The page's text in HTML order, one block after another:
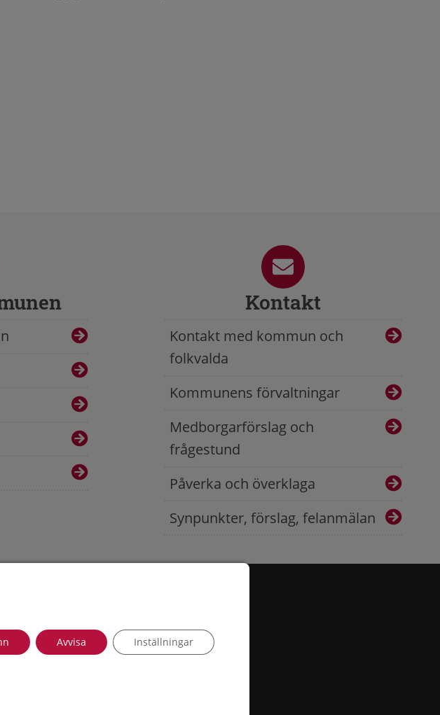
Avvisa Inställningar
Kontakt
Kontakt med kommun och
folkvalda
Kommunens förvaltningar
Medborgarförslag och
frågestund
Påverka och överklaga
Synpunkter, förslag, felanmälan
Torsås kommun, Box 503, 385 25 Torsås
212000-0696 | E-post: